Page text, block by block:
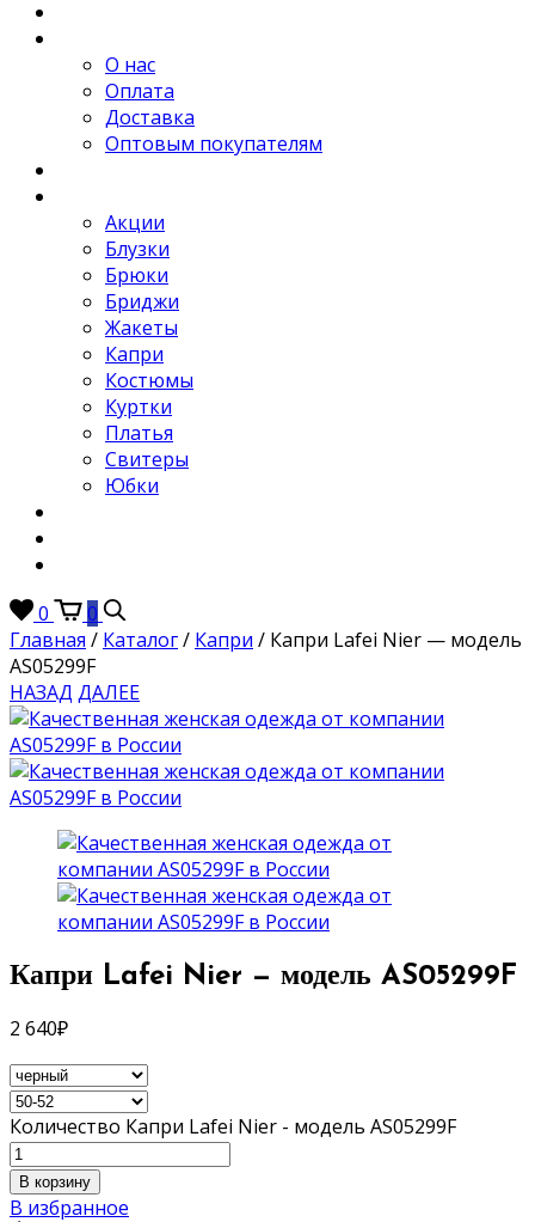
О нас
Оплата
Доставка
Оптовым покупателям
Акции
Блузки
Брюки
Бриджи
Жакеты
Капри
Костюмы
Куртки
Платья
Свитеры
Юбки
0
0
Главная / Каталог/ Капри / Капри Lafei Nier — модель
AS05299F
НАЗАД ДАЛЕЕ
Капри Lafei Nier — модель AS05299F
2 640₽
Количество Капри Lafei Nier - модель AS05299F
В корзину
В избранное